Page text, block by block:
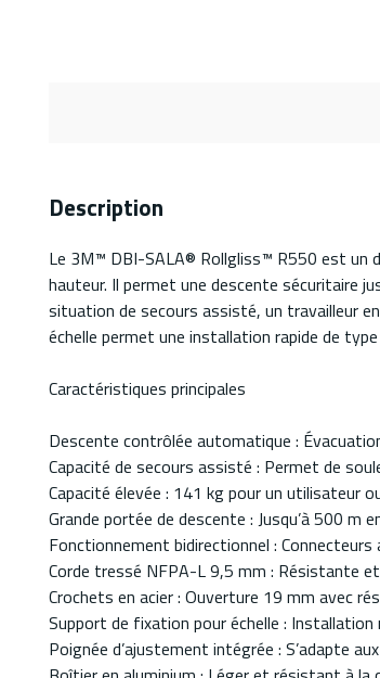
Description
Le 3M™ DBI-SALA® Rollgliss™ R550 est un
hauteur. Il permet une descente sécuritaire
situation de secours assisté, un travailleur
échelle permet une installation rapide de
Caractéristiques principales
Descente contrôlée automatique :
Capacité de secours assisté : Permet de
Capacité élevée : 141 kg pour un utilisateur
Grande portée de descente : Jusqu’à 500 m
Fonctionnement bidirectionnel :
Corde tressé NFPA-L 9,5 mm : Résistante
Crochets en acier : Ouverture 19 mm avec
Support de fixation pour échelle : Installation
Poignée d’ajustement intégrée : S’adapte